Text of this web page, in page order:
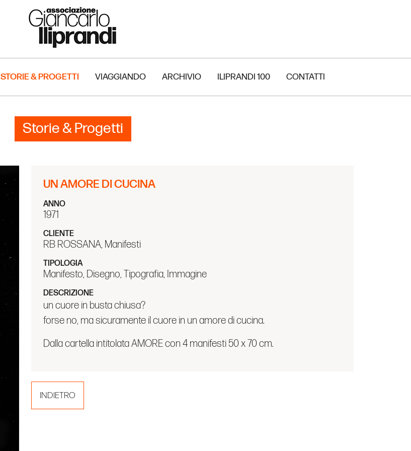
STORIE & PROGETTI VIAGGIANDO ARCHIVIO ILIPRANDI 100 CONTATTI
Storie & Progetti
UN AMORE DI CUCINA
ANNO
1971
CLIENTE
RB ROSSANA, Manifesti
TIPOLOGIA
Manifesto, Disegno, Tipografia, Immagine
DESCRIZIONE
un cuore in busta chiusa?
forse no, ma sicuramente il cuore in un amore di cucina.
Dalla cartella intitolata AMORE con 4 manifesti 50 x 70 cm.
INDIETRO